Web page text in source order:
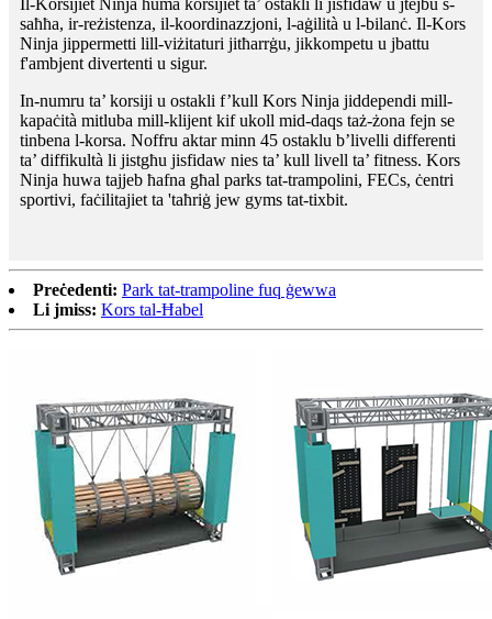
Il-Korsijiet Ninja huma korsijiet ta’ ostakli li jisfidaw u jtejbu s-
saħħa, ir-reżistenza, il-koordinazzjoni, l-aġilità u l-bilanċ. Il-Kors
Ninja jippermetti lill-viżitaturi jitħarrġu, jikkompetu u jbattu
f'ambjent divertenti u sigur.
In-numru ta’ korsiji u ostakli f’kull Kors Ninja jiddependi mill-
kapaċità mitluba mill-klijent kif ukoll mid-daqs taż-żona fejn se
tinbena l-korsa. Noffru aktar minn 45 ostaklu b’livelli differenti
ta’ diffikultà li jistgħu jisfidaw nies ta’ kull livell ta’ fitness. Kors
Ninja huwa tajjeb ħafna għal parks tat-trampolini, FECs, ċentri
sportivi, faċilitajiet ta 'taħriġ jew gyms tat-tixbit.
Preċedenti: Park tat-trampoline fuq ġewwa
Li jmiss: Kors tal-Ħabel